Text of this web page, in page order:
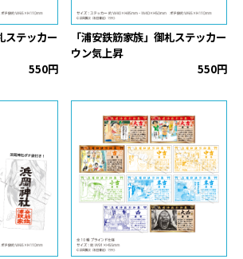
ステッカー
550円
「浦安鉄筋家族」御札ステッカー
ウン気上昇
550円